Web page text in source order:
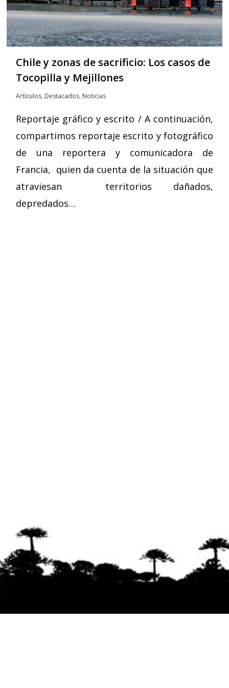
Chile y zonas de sacrificio: Los casos de
Tocopilla y Mejillones
Artículos, Destacados, Noticias
Reportaje gráfico y escrito / A continuación,
compartimos reportaje escrito y fotográfico
de una reportera y comunicadora de
Francia, quien da cuenta de la situación que
atraviesan territorios dañados,
depredados…